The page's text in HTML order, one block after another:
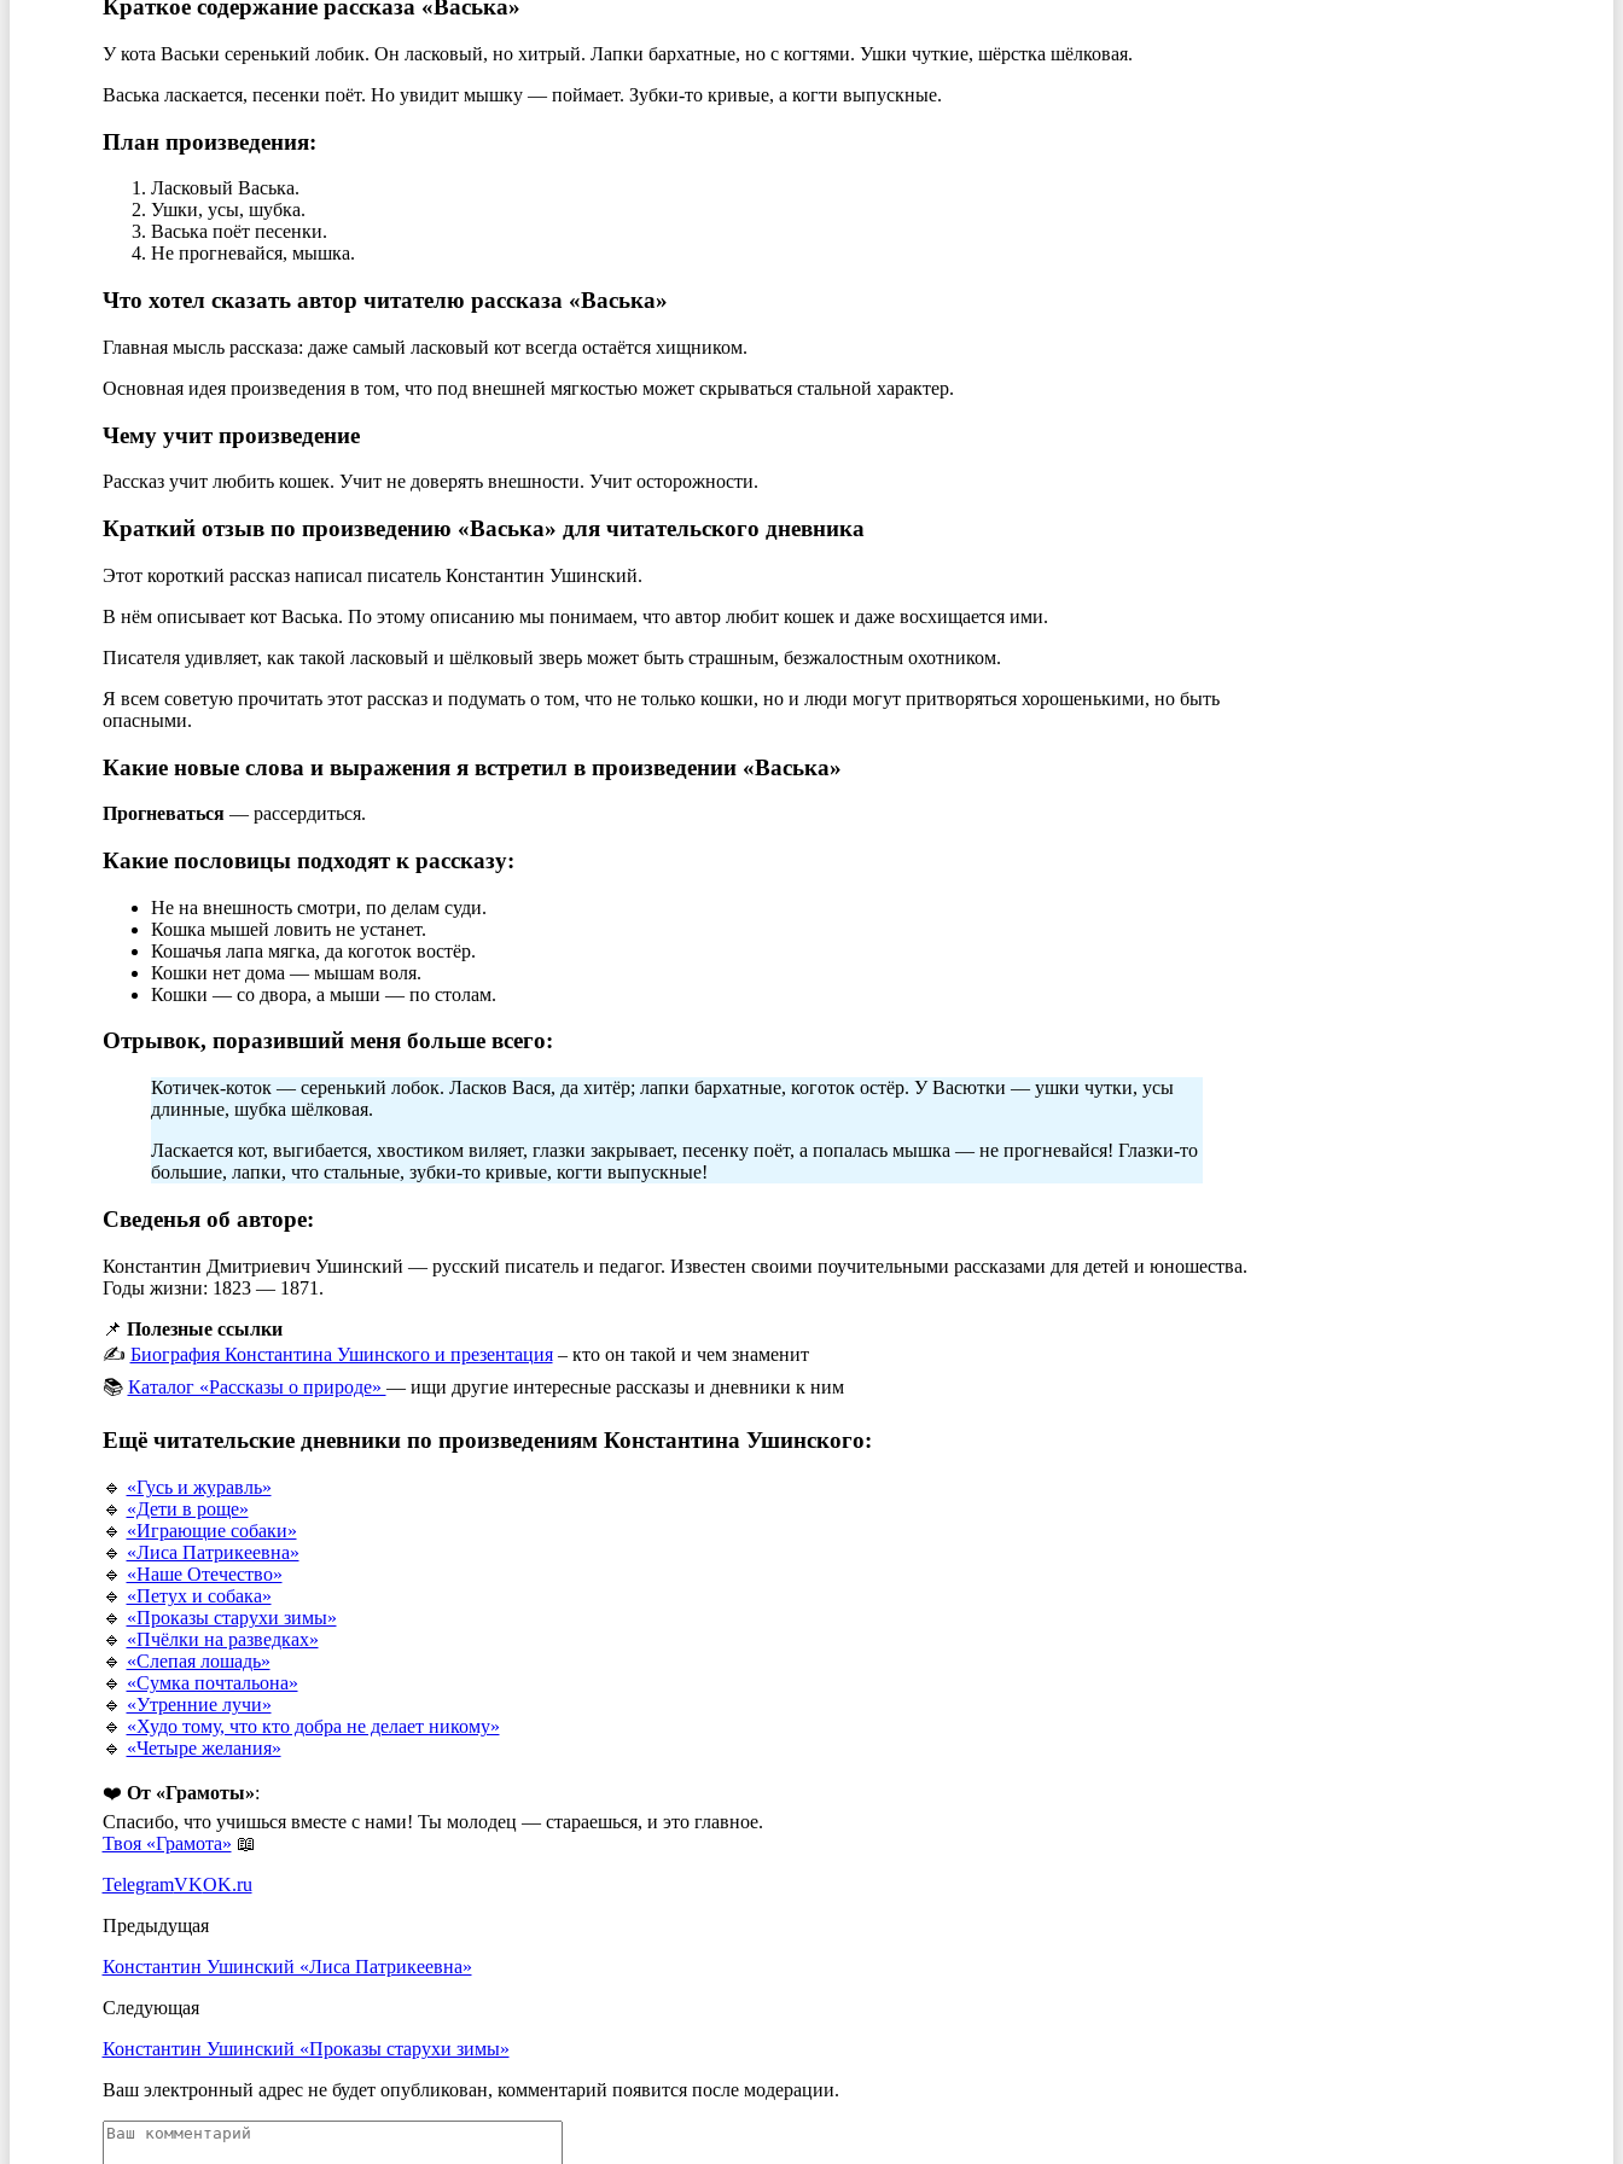
Краткое содержание рассказа «Васька»
У кота Васьки серенький лобик. Он ласковый, но хитрый. Лапки бархатные, но с когтями. Ушки чуткие, шёрстка шёлковая.
Васька ласкается, песенки поёт. Но увидит мышку — поймает. Зубки-то кривые, а когти выпускные.
План произведения:
Ласковый Васька.
Ушки, усы, шубка.
Васька поёт песенки.
Не прогневайся, мышка.
Что хотел сказать автор читателю рассказа «Васька»
Главная мысль рассказа: даже самый ласковый кот всегда остаётся хищником.
Основная идея произведения в том, что под внешней мягкостью может скрываться стальной характер.
Чему учит произведение
Рассказ учит любить кошек. Учит не доверять внешности. Учит осторожности.
Краткий отзыв по произведению «Васька» для читательского дневника
Этот короткий рассказ написал писатель Константин Ушинский.
В нём описывает кот Васька. По этому описанию мы понимаем, что автор любит кошек и даже восхищается ими.
Писателя удивляет, как такой ласковый и шёлковый зверь может быть страшным, безжалостным охотником.
Я всем советую прочитать этот рассказ и подумать о том, что не только кошки, но и люди могут притворяться хорошенькими, но быть
опасными.
Какие новые слова и выражения я встретил в произведении «Васька»
Прогневаться— рассердиться.
Какие пословицы подходят к рассказу:
Не на внешность смотри, по делам суди.
Кошка мышей ловить не устанет.
Кошачья лапа мягка, да коготок востёр.
Кошки нет дома — мышам воля.
Кошки — со двора, а мыши — по столам.
Отрывок, поразивший меня больше всего:
Котичек-коток — серенький лобок. Ласков Вася, да хитёр; лапки бархатные, коготок остёр. У Васютки — ушки чутки, усы
длинные, шубка шёлковая.
Ласкается кот, выгибается, хвостиком виляет, глазки закрывает, песенку поёт, а попалась мышка — не прогневайся! Глазки-то
большие, лапки, что стальные, зубки-то кривые, когти выпускные!
Сведенья об авторе:
Константин Дмитриевич Ушинский — русский писатель и педагог. Известен своими поучительными рассказами для детей и юношества.
Годы жизни: 1823 — 1871.
📌 Полезные ссылки
✍️ Биография Константина Ушинского и презентация– кто он такой и чем знаменит
📚 Каталог «Рассказы о природе» — ищи другие интересные рассказы и дневники к ним
Ещё читательские дневники по произведениям Константина Ушинского:
🔹 «Гусь и журавль»
🔹 «Дети в роще»
🔹 «Играющие собаки»
🔹 «Лиса Патрикеевна»
🔹 «Наше Отечество»
🔹 «Петух и собака»
🔹 «Проказы старухи зимы»
🔹 «Пчёлки на разведках»
🔹 «Слепая лошадь»
🔹 «Сумка почтальона»
🔹 «Утренние лучи»
🔹 «Худо тому, что кто добра не делает никому»
🔹 «Четыре желания»
❤️ От «Грамоты»:
Спасибо, что учишься вместе с нами! Ты молодец — стараешься, и это главное.
Твоя «Грамота» 📖
TelegramVKOK.ru
Предыдущая
Константин Ушинский «Лиса Патрикеевна»
Следующая
Константин Ушинский «Проказы старухи зимы»
Ваш электронный адрес не будет опубликован, комментарий появится после модерации.